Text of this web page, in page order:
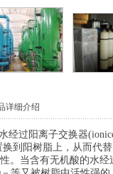
详细介绍
经过阳离子交换器
换到阳树脂上，从而代
。当含有无机酸的水经